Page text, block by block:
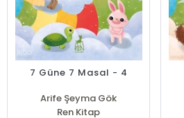
7 Güne 7 Masal - 4
Arife Şeyma Gök
Ren Kitap